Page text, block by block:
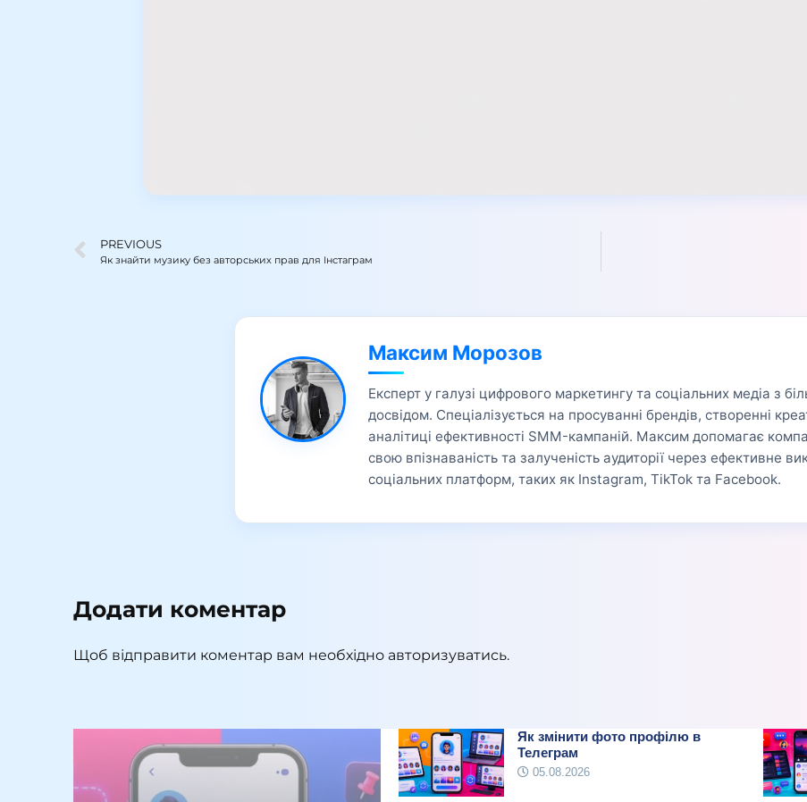
PREVIOUS
Як знайти музику без авторських прав для Інстаграм
Максим Морозов
Експерт у галузі цифрового маркетингу та соціальних медіа з
досвідом. Спеціалізується на просуванні брендів, створенні
аналітиці ефективності SMM-кампаній. Максим допомагає
свою впізнаваність та залученість аудиторії через ефективне
соціальних платформ, таких як Instagram, TikTok та Facebook.
Додати коментар
Щоб відправити коментар вам необхідно авторизуватись.
Як змінити фото профілю в
Телеграм
05.08.2026